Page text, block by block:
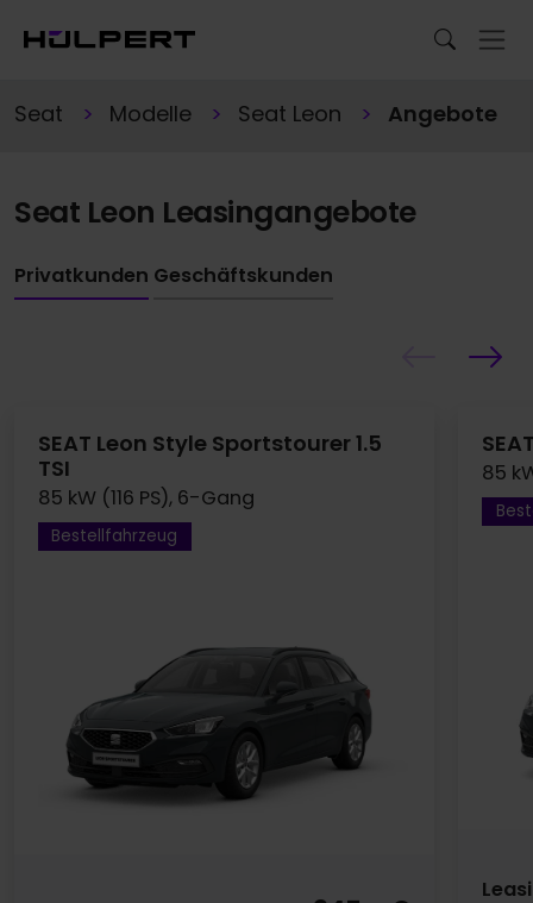
Seat Modelle Seat Leon Angebote
Seat Leon Leasingangebote
Privatkunden Geschäftskunden
SEAT Leon Style Sportstourer 1.5
TSI
85 kW (116 PS), 6-Gang
Bestellfahrzeug
85